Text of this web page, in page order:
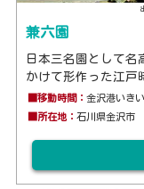
兼六園
日本三名園として名
かけて形作った江戸
■移動時間：金沢港いき
■所在地：石川県金沢市